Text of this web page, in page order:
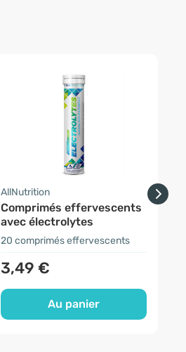
AllNutrition
Comprimés effervescents
avec électrolytes
20 comprimés effervescents
3,49 €
Au panier